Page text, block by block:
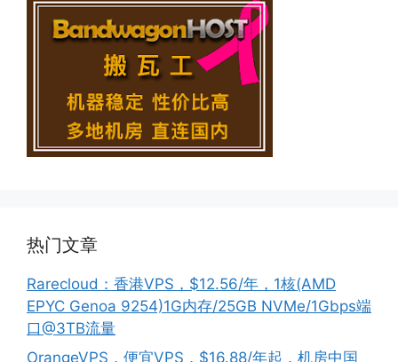
热门文章
Rarecloud：香港VPS，$12.56/年，1核(AMD
EPYC Genoa 9254)1G内存/25GB NVMe/1Gbps端
口@3TB流量
OrangeVPS，便宜VPS，$16.88/年起，机房中国